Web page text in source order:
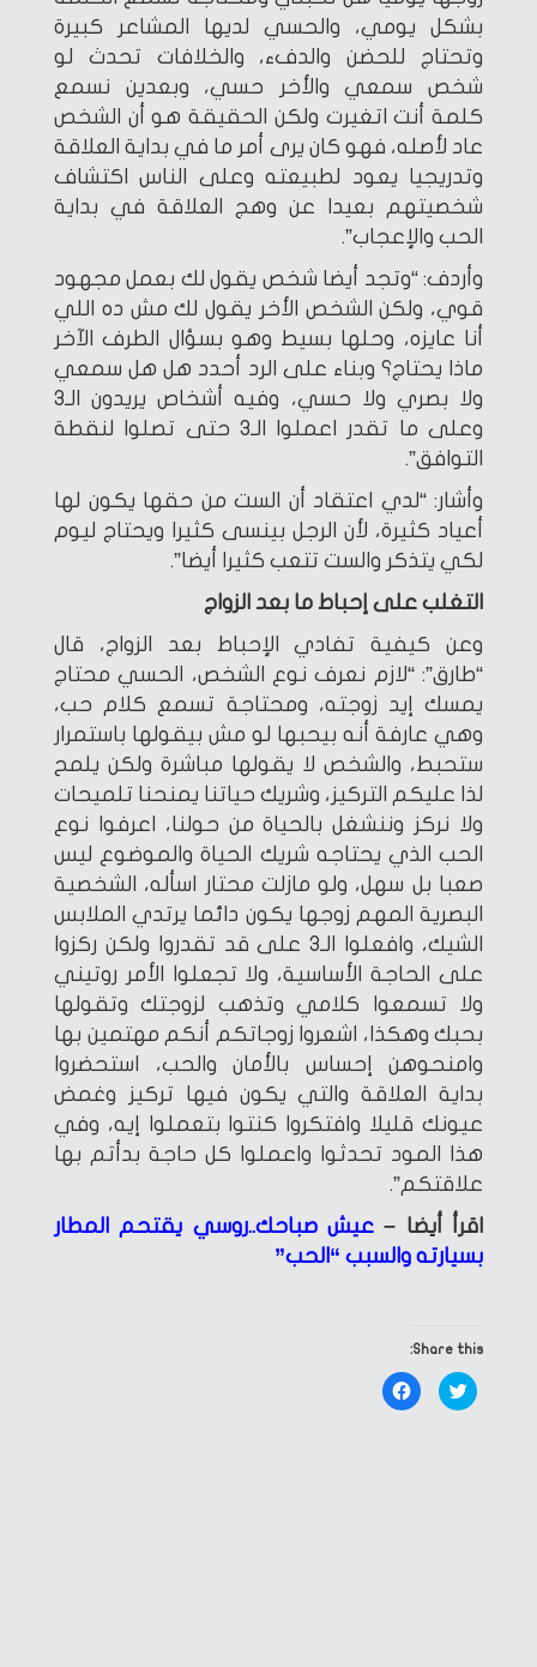
بشكل يومي، والحسي لديها المشاعر كبيرة
وتحتاج للحضن والدفء، والخلافات تحدث لو
شخص سمعي والأخر حسي، وبعدين نسمع
كلمة أنت اتغيرت ولكن الحقيقة هو أن الشخص
عاد لأصله، فهو كان يرى أمر ما في بداية العلاقة
وتدريجيا يعود لطبيعته وعلى الناس اكتشاف
شخصيتهم بعيدا عن وهج العلاقة في بداية
الحب والإعجاب”.
وأردف: “وتجد أيضا شخص يقول لك بعمل مجهود
قوي، ولكن الشخص الأخر يقول لك مش ده اللي
أنا عايزه، وحلها بسيط وهو بسؤال الطرف الآخر
ماذا يحتاج؟ وبناء على الرد أحدد هل هل سمعي
ولا بصري ولا حسي، وفيه أشخاص يريدون الـ3
وعلى ما تقدر اعملوا الـ3 حتى تصلوا لنقطة
التوافق”.
وأشار: “لدي اعتقاد أن الست من حقها يكون لها
أعياد كثيرة، لأن الرجل بينسى كثيرا ويحتاج ليوم
لكي يتذكر والست تتعب كثيرا أيضا”.
التغلب على إحباط ما بعد الزواج
وعن كيفية تفادي الإحباط بعد الزواج، قال
“طارق”: “لازم نعرف نوع الشخص، الحسي محتاج
يمسك إيد زوجته، ومحتاجة تسمع كلام حب،
وهي عارفة أنه بيحبها لو مش بيقولها باستمرار
ستحبط، والشخص لا يقولها مباشرة ولكن يلمح
لذا عليكم التركيز، وشريك حياتنا يمنحنا تلميحات
ولا نركز وننشغل بالحياة من حولنا، اعرفوا نوع
الحب الذي يحتاجه شريك الحياة والموضوع ليس
صعبا بل سهل، ولو مازلت محتار اسأله، الشخصية
البصرية المهم زوجها يكون دائما يرتدي الملابس
الشيك، وافعلوا الـ3 على قد تقدروا ولكن ركزوا
على الحاجة الأساسية، ولا تجعلوا الأمر روتيني
ولا تسمعوا كلامي وتذهب لزوجتك وتقولها
بحبك وهكذا، اشعروا زوجاتكم أنكم مهتمين بها
وامنحوهن إحساس بالأمان والحب، استحضروا
بداية العلاقة والتي يكون فيها تركيز وغمض
عيونك قليلا وافتكروا كنتوا بتعملوا إيه، وفي
هذا المود تحدثوا واعملوا كل حاجة بدأتم بها
علاقتكم”.
اقرأ أيضا – عيش صباحك..روسي يقتحم المطار
بسيارته والسبب “الحب”
Share this:
Click
to
share
Click
to